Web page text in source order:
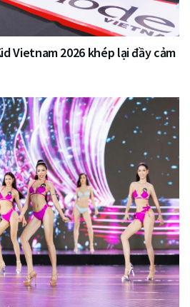
Vietnam 2026 khép lại đầy cảm